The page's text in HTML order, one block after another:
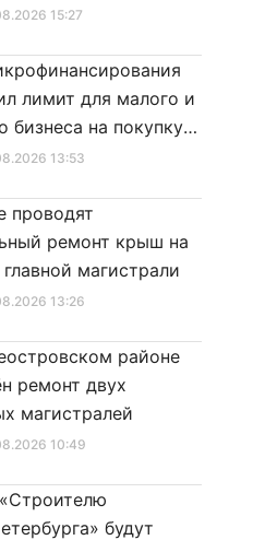
Александр Беглов подписал
Закон «О внесении изменения
в Закон Санкт‑Петербурга
«Социальный кодекс
Санкт‑Петербурга»
15:27
13:53
лимит для малого и
бизнеса на покупку
техники
13:26
проводят
ремонт крыш на
магистрали
10:49
районе
ремонт двух
магистралей
будут